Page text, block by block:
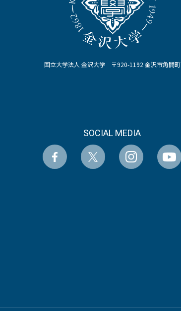
国立大学法人 金沢大学 〒920-1192 金沢市角間町
SOCIAL MEDIA